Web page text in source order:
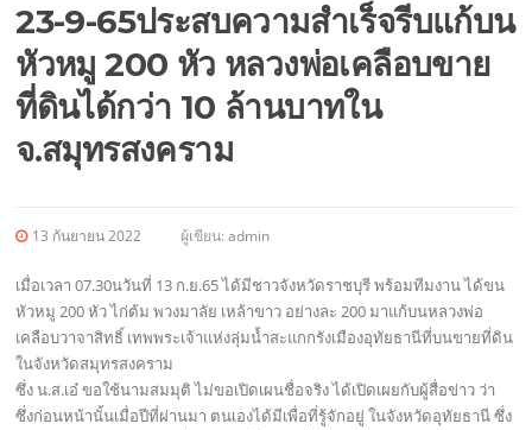
23-9-65ประสบความสำเร็จรีบแก้บน
หัวหมู 200 หัว หลวงพ่อเคลือบขาย
ที่ดินได้กว่า 10 ล้านบาทใน
จ.สมุทรสงคราม
13 กันยายน 2022 ผู้เขียน:admin
เมื่อเวลา 07.30นวันที่ 13 ก.ย.65 ได้มีชาวจังหวัดราชบุรี พร้อมทีมงาน ได้ขน
หัวหมู 200 หัว ไก่ต้ม พวงมาลัย เหล้าขาว อย่างละ 200 มาแก้บนหลวงพ่อ
เคลือบวาจาสิทธิ์ เทพพระเจ้าแห่งลุ่มน้ำสะแกกรังเมืองอุทัยธานีที่บนขายที่ดิน
ในจังหวัดสมุทรสงคราม
ซึ่ง น.ส.เอ๋ ขอใช้นามสมมุติ ไม่ขอเปิดเผนชื่อจริง ได้เปิดเผยกับผู้สื่อข่าว ว่า
ซึ่งก่อนหน้านั้นเมื่อปีที่ผ่านมา ตนเองได้มีเพื่อที่รู้จักอยู่ ในจังหวัดอุทัยธานี ซึ่ง